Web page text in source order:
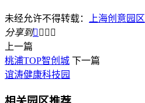
未经允许不得转载： 上海创意园区
分享到   
上一篇
桃浦TOP智创城 下一篇
谊涛健康科技园